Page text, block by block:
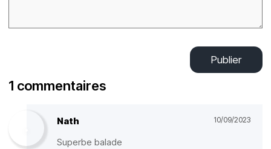
Publier
1 commentaires
Nath 10/09/2023
Superbe balade